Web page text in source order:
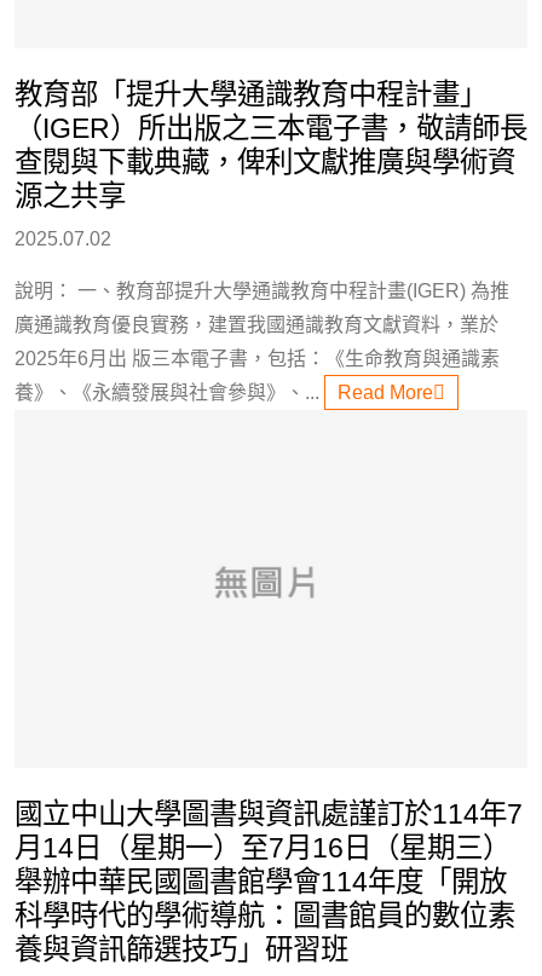
教育部「提升大學通識教育中程計畫」
（IGER）所出版之三本電子書，敬請師長
查閱與下載典藏，俾利文獻推廣與學術資
源之共享
2025.07.02
說明： 一、教育部提升大學通識教育中程計畫(IGER) 為推
廣通識教育優良實務，建置我國通識教育文獻資料，業於
2025年6月出 版三本電子書，包括：《生命教育與通識素
養》、《永續發展與社會參與》、...
Read More
國立中山大學圖書與資訊處謹訂於114年7
月14日（星期一）至7月16日（星期三）
舉辦中華民國圖書館學會114年度「開放
科學時代的學術導航：圖書館員的數位素
養與資訊篩選技巧」研習班